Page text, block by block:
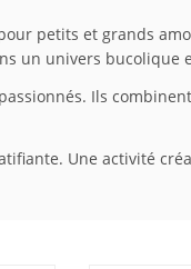
petits et grands
un univers bucolique
Ils
Une activité